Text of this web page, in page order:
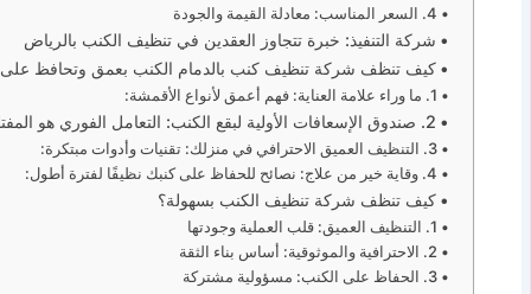
4. السعر المناسب: معادلة القيمة والجودة
شركة التنفيذ: خبرة تتجاوز العقدين في تنظيف الكنب بالرياض
كيف تنظف شركة تنظيف كنب بالدمام الكنب بعمق وتحافظ على
1. ما وراء علامة العناية: فهم أعمق لأنواع الأقمشة:
2. صندوق الإسعافات الأولية لبقع الكنب: التعامل الفوري هو المفتاح:
3. التنظيف العميق الاحترافي في منزلك: تقنيات وأدوات مبتكرة:
4. وقاية خير من علاج: نصائح للحفاظ على كنبك نظيفًا لفترة أطول:
كيف تنظف شركة تنظيف الكنب بسهولة؟
1. التنظيف العميق: قلب العملية وجودتها
2. الاحترافية والموثوقية: أساس بناء الثقة
3. الحفاظ على الكنب: مسؤولية مشتركة